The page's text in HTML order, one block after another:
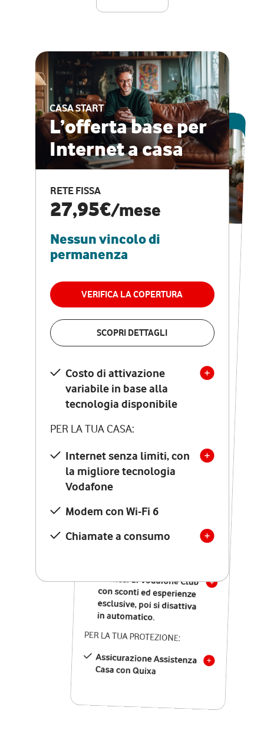
CASA START
L’offerta base per
Internet a casa
RETE FISSA
27,95€/mese
Nessun vincolo di
permanenza
VERIFICA LA COPERTURA
SCOPRI DETTAGLI
Costo di attivazione
variabile in base alla
tecnologia disponibile
PER LA TUA CASA:
Internet senza limiti, con
la migliore tecnologia
Vodafone
Modem con Wi-Fi 6
Chiamate a consumo
ESCLUSIVA ONLINE
CASA PRO
Internet veloce e
vantaggi speciali
RETE FISSA + VODAFONE CLUB
29,95€
permanenza
VERIFICA LA COPERTURA
Costo di attivazione
variabile in base alla
tecnologia disponibile
PER LA TUA CASA:
Internet senza limiti, con
la migliore tecnologia
Vodafone
Modem Seven con Wi-Fi 7
Chiamate illimitate verso
numeri fissi e mobili
nazionali
12 mesi di Vodafone Club
con sconti ed esperienze
esclusive, poi si disattiva
in automatico.
PER LA TUA PROTEZIONE:
Assicurazione Assistenza
Casa con Quixa